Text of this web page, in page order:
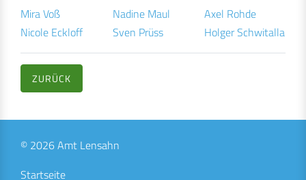
Mira Voß
Nicole Eckloff
Nadine Maul
Sven Prüss
Axel Rohde
Holger Schwitalla
ZURÜCK
© 2026 Amt Lensahn
Startseite